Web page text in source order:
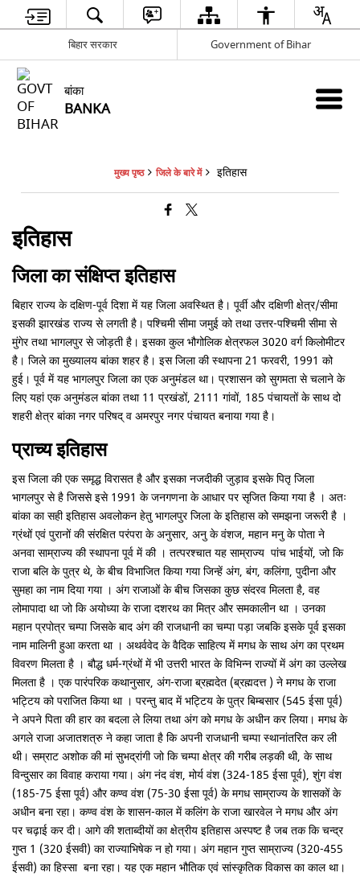
बिहार सरकार Government of Bihar
बांका
BANKA
मुख्य पृष्ठ जिले के बारे में इतिहास
इतिहास
जिला का संक्षिप्त इतिहास
बिहार राज्य के दक्षिण-पूर्व दिशा में यह जिला अवस्थित है। पूर्वी और दक्षिणी क्षेत्र/सीमा
इसकी झारखंड राज्य से लगती है। पश्चिमी सीमा जमुई को तथा उत्तर-पश्चिमी सीमा से
मुंगेर तथा भागलपुर से जोड़ती है। इसका कुल भौगोलिक क्षेत्रफल 3020 वर्ग किलोमीटर
है। जिले का मुख्यालय बांका शहर है। इस जिला की स्थापना 21 फरवरी, 1991 को
हुई। पूर्व में यह भागलपुर जिला का एक अनुमंडल था। प्रशासन को सुगमता से चलाने के
लिए यहां एक अनुमंडल बांका तथा 11 प्रखंडों, 2111 गांवों, 185 पंचायतों के साथ दो
शहरी क्षेत्र बांका नगर परिषद् व अमरपुर नगर पंचायत बनाया गया है।
प्राच्य इतिहास
इस जिला की एक समृद्ध विरासत है और इसका नजदीकी जुड़ाव इसके पितृ जिला
भागलपुर से है जिससे इसे 1991 के जनगणना के आधार पर सृजित किया गया है । अतः
बांका का सही इतिहास अवलोकन हेतु भागलपुर जिला के इतिहास को समझना जरूरी है ।
ग्रंथों एवं पुरानों की संरक्षित परंपरा के अनुसार, अनु के वंशज, महान मनु के पोता ने
अनवा साम्राज्य की स्थापना पूर्व में की । तत्परश्चात यह साम्राज्य पांच भाईयों, जो कि
राजा बलि के पुत्र थे, के बीच विभाजित किया गया जिन्हें अंग, बंग, कलिंगा, पुदीना और
सुमहा का नाम दिया गया । अंग राजाओं के बीच जिसका कुछ संदरव मिलता है, वह
लोमापादा था जो कि अयोध्या के राजा दशरथ का मित्र और समकालीन था । उनका
महान प्रपोत्र चम्पा जिसके बाद अंग की राजधानी का चम्पा पड़ा जबकि इसके पूर्व इसका
नाम मालिनी हुआ करता था । अथर्ववेद के वैदिक साहित्य में मगध के साथ अंग का प्रथम
विवरण मिलता है । बौद्ध धर्म-ग्रंथों में भी उत्तरी भारत के विभिन्न राज्यों में अंग का उल्लेख
मिलता है । एक पारंपरिक कथानुसार, अंग-राजा ब्रह्मदेत (ब्रह्मदत्त ) ने मगध के राजा
भट्टिय को पराजित किया था । परन्तु बाद में भट्टिय के पुत्र बिम्बसार (545 ईसा पूर्व)
ने अपने पिता की हार का बदला ले लिया तथा अंग को मगध के अधीन कर लिया। मगध के
अगले राजा अजातशत्रु ने कहा जाता है कि अपनी राजधानी चम्पा स्थानांतरित कर ली
थी। सम्राट अशोक की मां सुभद्रांगी जो कि चम्पा क्षेत्र की गरीब लड़की थी, के साथ
विन्दुसार का विवाह कराया गया। अंग नंद वंश, मोर्य वंश (324-185 ईसा पूर्व), शुंग वंश
(185-75 ईसा पूर्व) और कण्व वंश (75-30 ईसा पूर्व) के मगध साम्राज्य के शासकों के
अधीन बना रहा। कण्व वंश के शासन-काल में कलिंग के राजा खारवेल ने मगध और अंग
पर चढ़ाई कर दी। आगे की शताब्दीयों का क्षेत्रीय इतिहास अस्पष्ट है जब तक कि चन्द्र
गुप्त 1 (320 ईसवी) का राज्याभिषेक न हो गया। अंग महान गुप्त साम्राज्य (320-455
ईसवी) का हिस्सा बना रहा। यह एक महान भौतिक एवं सांस्कृतिक विकास का काल था।